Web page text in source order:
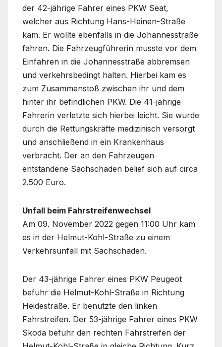
der 42-jährige Fahrer eines PKW Seat,
welcher aus Richtung Hans-Heinen-Straße
kam. Er wollte ebenfalls in die Johannesstraße
fahren. Die Fahrzeugführerin musste vor dem
Einfahren in die Johannesstraße abbremsen
und verkehrsbedingt halten. Hierbei kam es
zum Zusammenstoß zwischen ihr und dem
hinter ihr befindlichen PKW. Die 41-jährige
Fahrerin verletzte sich hierbei leicht. Sie wurde
durch die Rettungskräfte medizinisch versorgt
und anschließend in ein Krankenhaus
verbracht. Der an den Fahrzeugen
entstandene Sachschaden belief sich auf circa
2.500 Euro.
Unfall beim Fahrstreifenwechsel
Am 09. November 2022 gegen 11:00 Uhr kam
es in der Helmut-Kohl-Straße zu einem
Verkehrsunfall mit Sachschaden.
Der 43-jährige Fahrer eines PKW Peugeot
befuhr die Helmut-Kohl-Straße in Richtung
Heidestraße. Er benutzte den linken
Fahrstreifen. Der 53-jährige Fahrer eines PKW
Skoda befuhr den rechten Fahrstreifen der